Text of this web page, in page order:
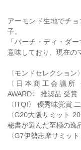
アーモンド生地でチ
子。
「バーチ・ディ・ダ
意味しており、現在の
〈モンドセレクション
〈日本商工会議所
AWARD〉 推奨品 受賞
〈ITQI〉 優秀味覚賞
〈G20大阪サミット
秘書が選んだ至極の逸
〈G7伊勢志摩サミッ